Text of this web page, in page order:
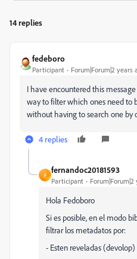
14 replies
fedeboro
Participant Forum|Forum|2 years
I have encountered this
way to filter which ones need to
without having to search one by
4 replies
F
fernandoc20181593
Participant Forum|Forum|2
Hola Fedoboro
Si es posible, en el modo
filtrar los metadatos por:
- Esten reveladas (devolop)